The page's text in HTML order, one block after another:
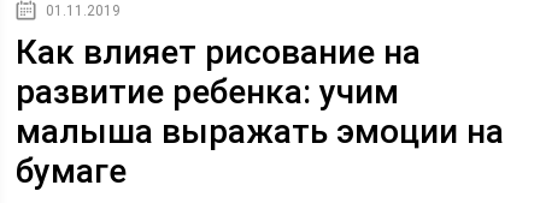
01.11.2019
Как влияет рисование на
развитие ребенка: учим
малыша выражать эмоции на
бумаге